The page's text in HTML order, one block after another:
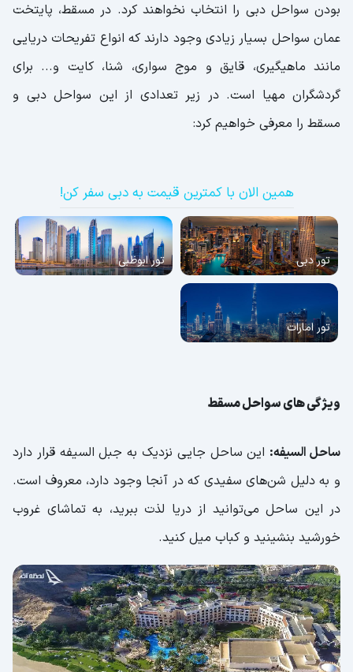
بودن سواحل دبی را انتخاب نخواهند کرد. در مسقط، پایتخت
عمان سواحل بسیار زیادی وجود دارند که انواع تفریحات دریایی
مانند ماهیگیری، قایق و موج سواری، شنا، کایت و... برای
گردشگران مهیا است. در زیر تعدادی از این سواحل دبی و
مسقط را معرفی خواهیم کرد:
همین الان با کمترین قیمت به دبی سفر کن!
تور دبی تور ابوظبی
تور امارات
ویژگی های سواحل مسقط
ساحل السیفه: این ساحل جایی نزدیک به جبل السیفه قرار دارد
و به دلیل شن‌های سفیدی که در آنجا وجود دارد، معروف است.
در این ساحل می‌توانید از دریا لذت ببرید، به تماشای غروب
خورشید بنشینید و کباب میل کنید.